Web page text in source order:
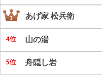
あげ家 松兵衛
山の湯
舟隠し岩